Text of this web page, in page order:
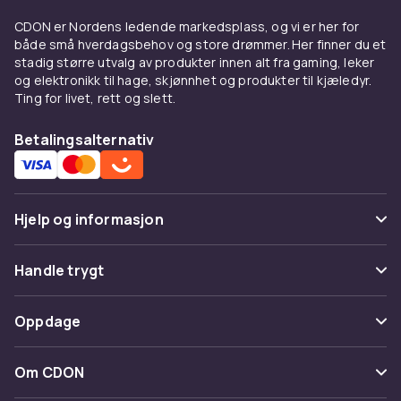
kategorien.
Strømpebukser til alle
årstider
Tynne strømpebukser i bomull eller mesh
passer utmerket under kjoler og skjørt om vår
og høst. De gir litt ekstra dekning og varme
vintermånedene er tykkere strømpebukser i ull
eller ullignende materiale et utmerket valg.
Termostrømpebukser med innebygget
isolasjon er populære til utendørsaktiviteter
om vinteren.
Mønstrede og ensfarget
strømpebukser
CDON er Nordens ledende markedsplass, og vi er her for
både små hverdagsbehov og store drømmer. Her finner du et
stadig større utvalg av produkter innen alt fra gaming, leker
og elektronikk til hage, skjønnhet og produkter til kjæledyr.
Ting for livet, rett og slett.
Betalingsalternativ
Hjelp og informasjon
Vanlige spørsmål
Spor pakke
Angre & returner her
Kontakt oss
Handle trygt
Betaling
Levering
Oppdage
Kategorier
Om CDON